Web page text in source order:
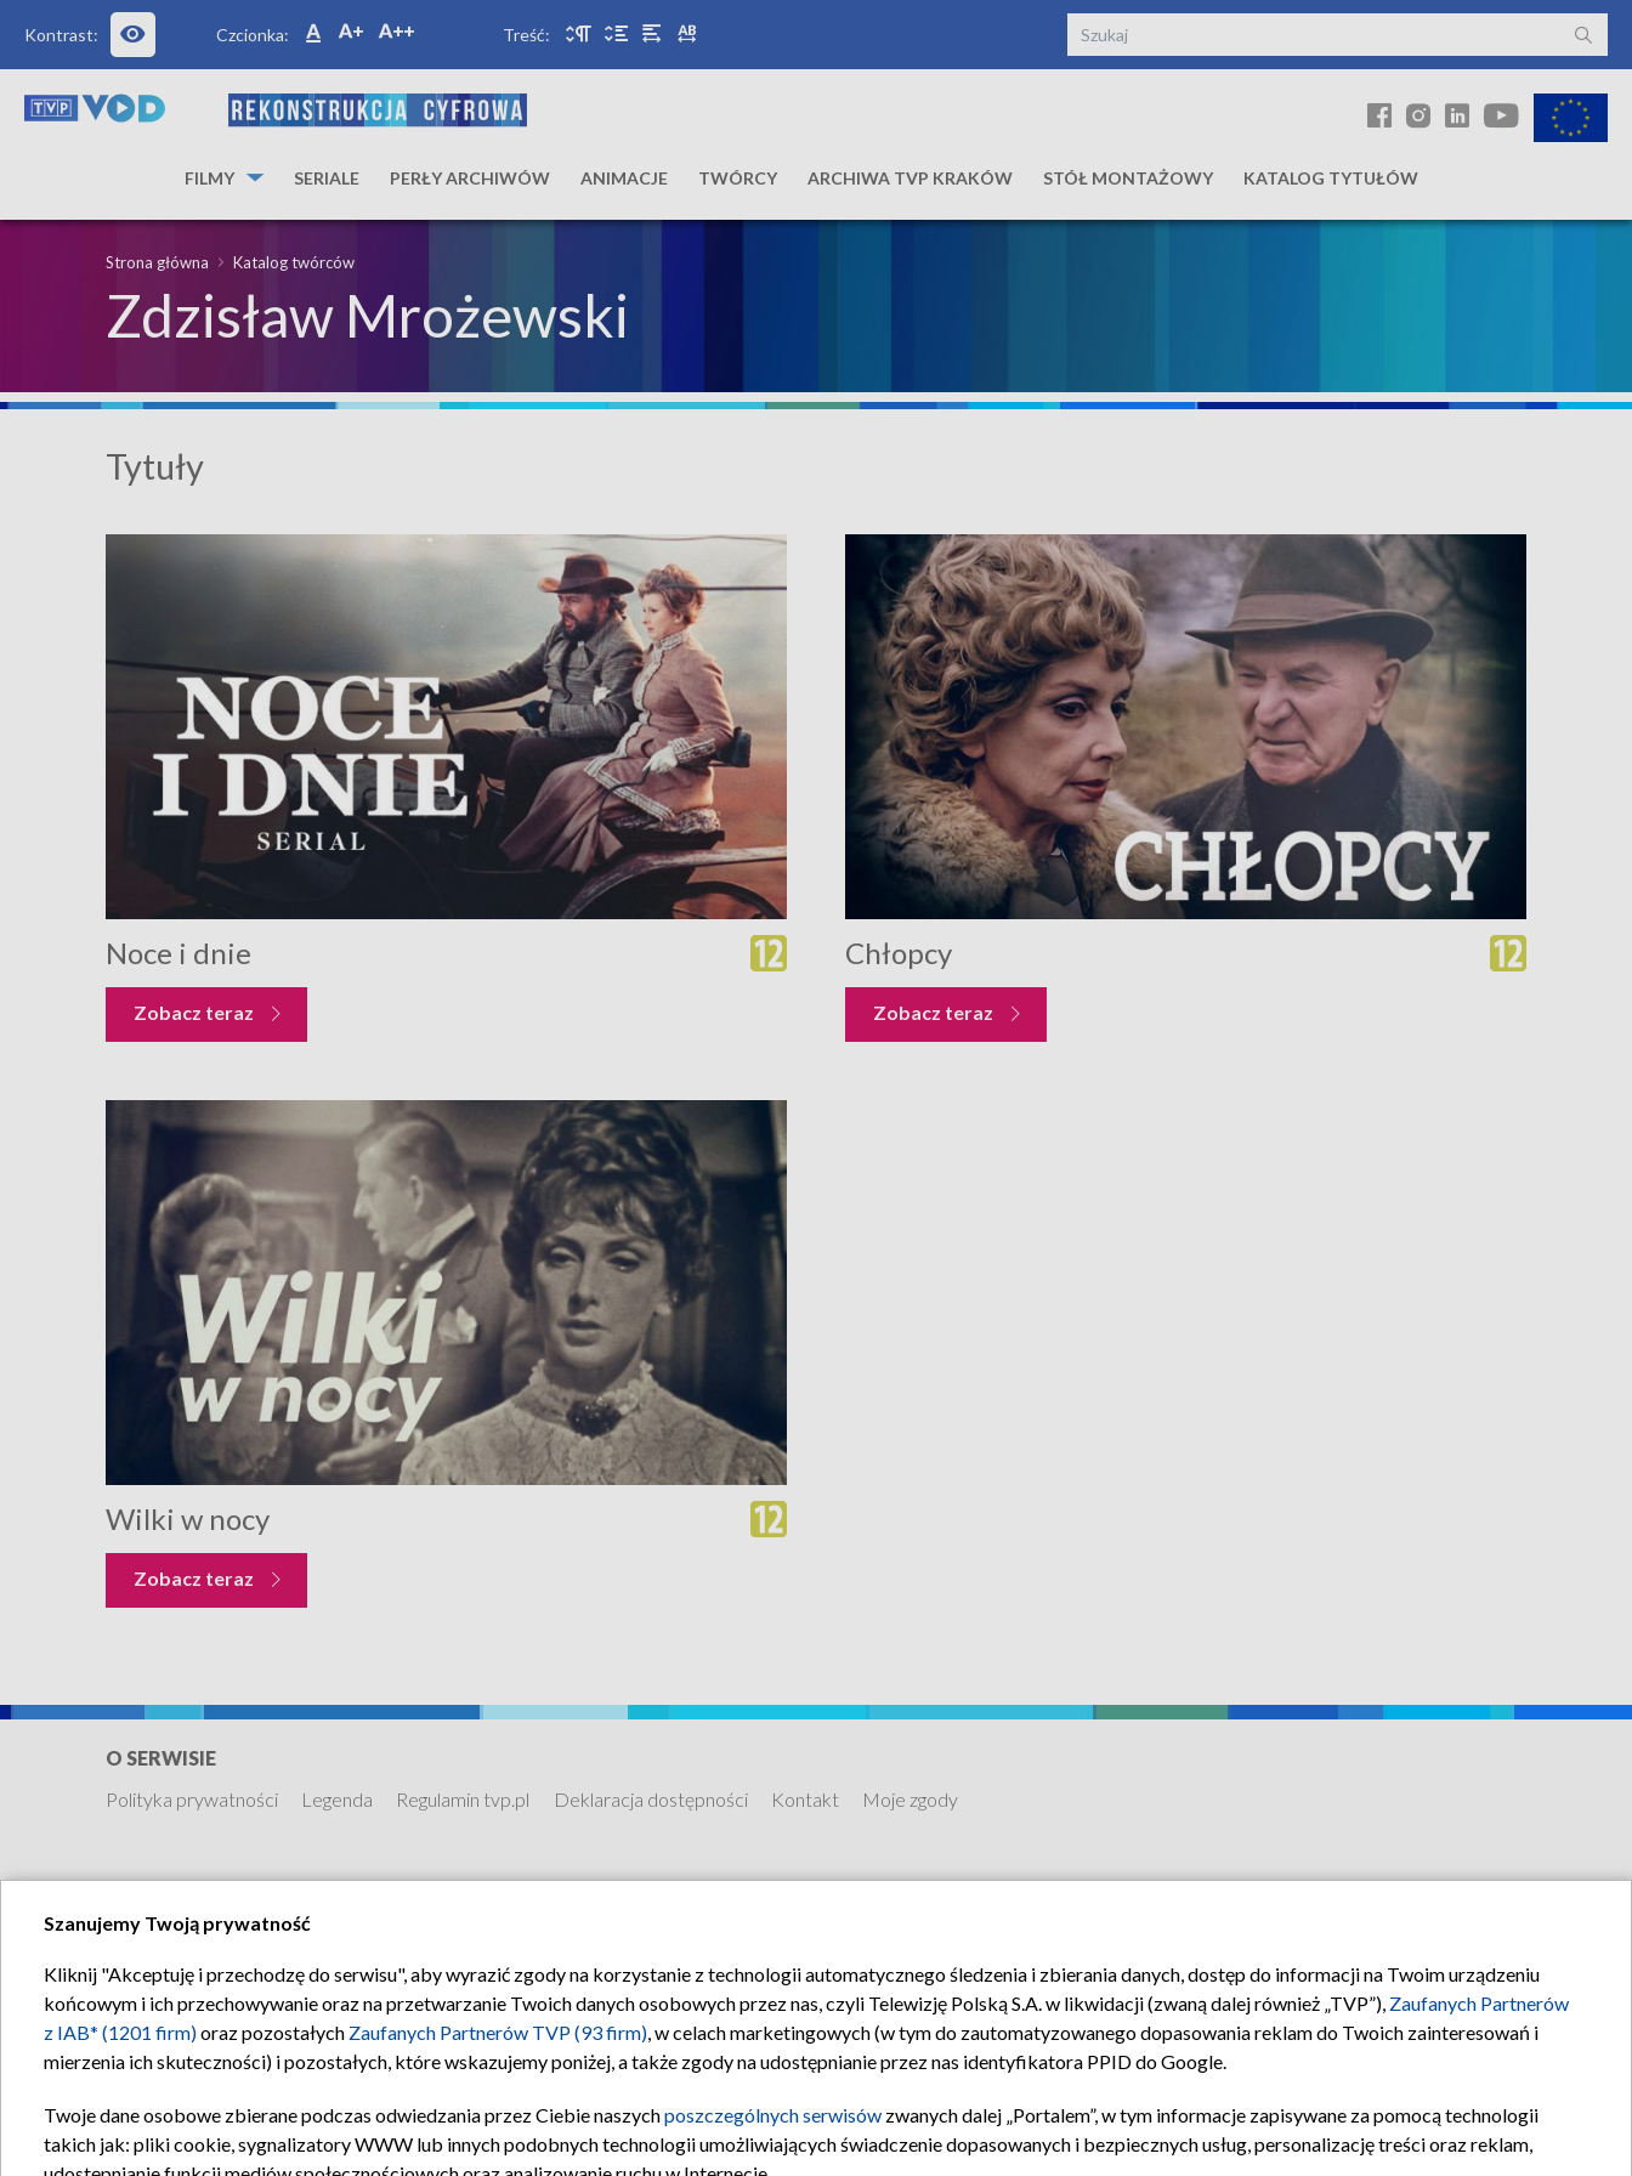
Kontrast: Czcionka: Treść:
FILMY SERIALE PERŁY ARCHIWÓW ANIMACJE TWÓRCY ARCHIWA TVP KRAKÓW STÓŁ MONTAŻOWY KATALOG TYTUŁÓW
Strona główna Katalog twórców
Zdzisław Mrożewski
Tytuły
Noce i dnie
Zobacz teraz
Chłopcy
Zobacz teraz
Wilki w nocy
Zobacz teraz
O SERWISIE
Polityka prywatności
Legenda Regulamin tvp.pl Deklaracja dostępności Kontakt Moje zgody
Szanujemy Twoją prywatność
Kliknij "Akceptuję i przechodzę do serwisu", aby wyrazić zgody na korzystanie z technologii automatycznego śledzenia i zbierania danych, dostęp do informacji na Twoim urządzeniu
końcowym i ich przechowywanie oraz na przetwarzanie Twoich danych osobowych przez nas, czyli Telewizję Polską S.A. w likwidacji (zwaną dalej również „TVP”), Zaufanych Partnerów
z IAB* (1201 firm)oraz pozostałych Zaufanych Partnerów TVP (93 firm), w celach marketingowych (w tym do zautomatyzowanego dopasowania reklam do Twoich zainteresowań i
mierzenia ich skuteczności) i pozostałych, które wskazujemy poniżej, a także zgody na udostępnianie przez nas identyfikatora PPID do Google.
Twoje dane osobowe zbierane podczas odwiedzania przez Ciebie naszychposzczególnych serwisów zwanych dalej „Portalem”, w tym informacje zapisywane za pomocą technologii
takich jak: pliki cookie, sygnalizatory WWW lub innych podobnych technologii umożliwiających świadczenie dopasowanych i bezpiecznych usług, personalizację treści oraz reklam,